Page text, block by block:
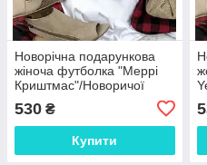
Новорічна подарункова
жіноча футболка "Меррі
Криштмас"/Новоричої
жиночої футболки Merry
Christmas
530 ₴
Купити